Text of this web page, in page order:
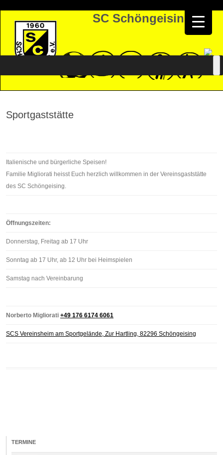
SC Schöngeising
Sportgaststätte
Italienische und bürgerliche Speisen!
Familie Migliorati heisst Euch herzlich willkommen in der Vereinsgaststätte
des SC Schöngeising.
Öffnungszeiten:
Donnerstag, Freitag ab 17 Uhr
Sonntag ab 17 Uhr, ab 12 Uhr bei Heimspielen
Samstag nach Vereinbarung
Norberto Migliorati +49 176 6174 6061
SCS Vereinsheim am Sportgelände, Zur Hartling, 82296 Schöngeising
TERMINE